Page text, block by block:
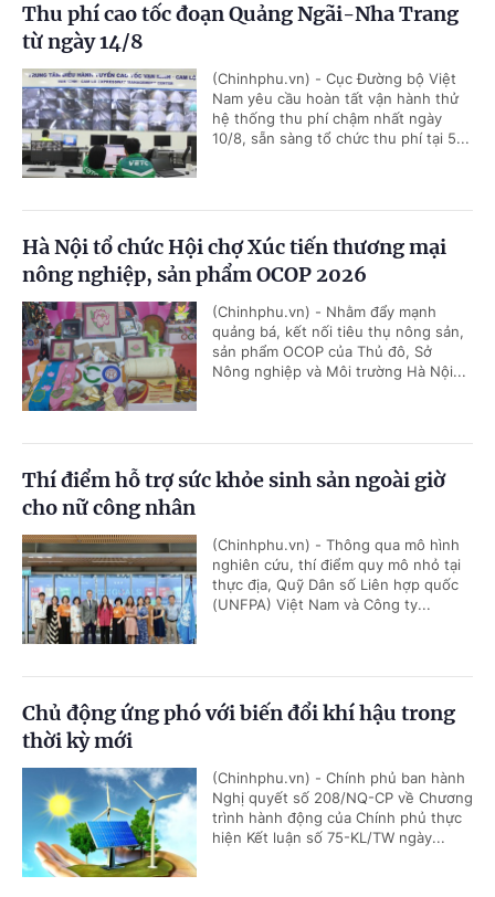
Thu phí cao tốc đoạn Quảng Ngãi-Nha Trang
từ ngày 14/8
(Chinhphu.vn) - Cục Đường bộ Việt
Nam yêu cầu hoàn tất vận hành thử
hệ thống thu phí chậm nhất ngày
10/8, sẵn sàng tổ chức thu phí tại 5...
Hà Nội tổ chức Hội chợ Xúc tiến thương mại
nông nghiệp, sản phẩm OCOP 2026
(Chinhphu.vn) - Nhằm đẩy mạnh
quảng bá, kết nối tiêu thụ nông sản,
sản phẩm OCOP của Thủ đô, Sở
Nông nghiệp và Môi trường Hà Nội...
Thí điểm hỗ trợ sức khỏe sinh sản ngoài giờ
cho nữ công nhân
(Chinhphu.vn) - Thông qua mô hình
nghiên cứu, thí điểm quy mô nhỏ tại
thực địa, Quỹ Dân số Liên hợp quốc
(UNFPA) Việt Nam và Công ty...
Chủ động ứng phó với biến đổi khí hậu trong
thời kỳ mới
(Chinhphu.vn) - Chính phủ ban hành
Nghị quyết số 208/NQ-CP về Chương
trình hành động của Chính phủ thực
hiện Kết luận số 75-KL/TW ngày...